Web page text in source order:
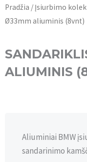
Pradžia / Įsiurbimo
Ø33mm aliuminis (8vnt)
ALIUMINIS
Aliuminiai BMW
sandarinimo